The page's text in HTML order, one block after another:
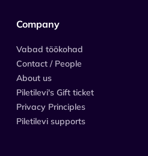
Company
Vabad töökohad
Contact / People
About us
Piletilevi's Gift ticket
Privacy Principles
Piletilevi supports